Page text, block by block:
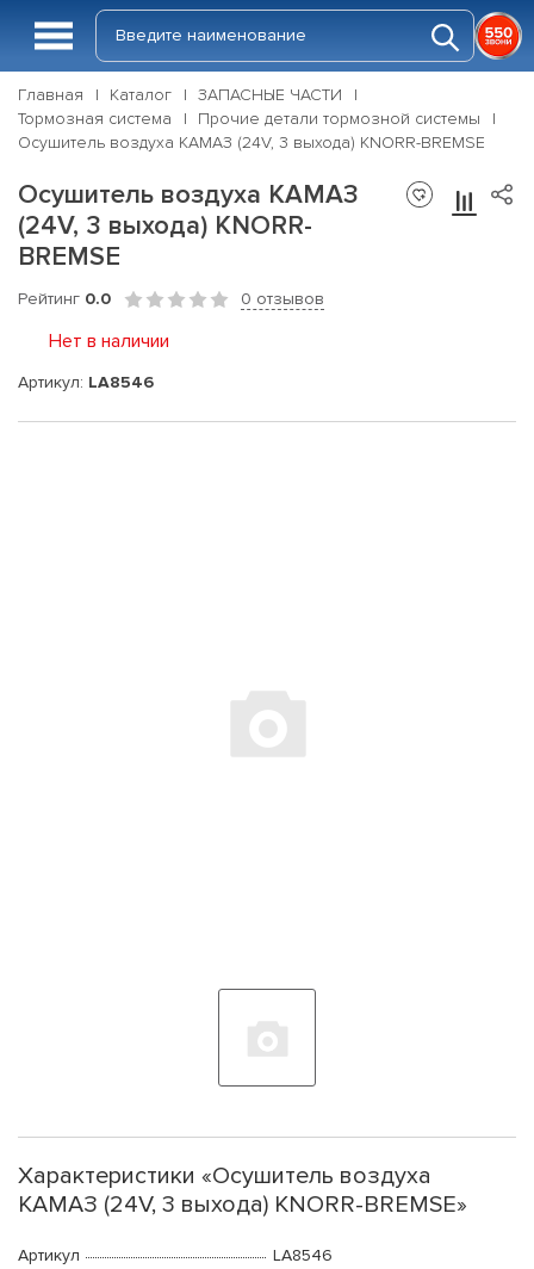
Главная Каталог
ЗАПАСНЫЕ ЧАСТИ
Тормозная система
Прочие детали тормозной системы
Осушитель воздуха КАМАЗ (24V, 3 выхода) KNORR-BREMSE
Осушитель воздуха КАМАЗ
(24V, 3 выхода) KNORR-
BREMSE
Рейтинг 0.0 0 отзывов
Нет в наличии
Артикул: LA8546
Характеристики «Осушитель воздуха
КАМАЗ (24V, 3 выхода) KNORR-BREMSE»
Артикул
LA8546